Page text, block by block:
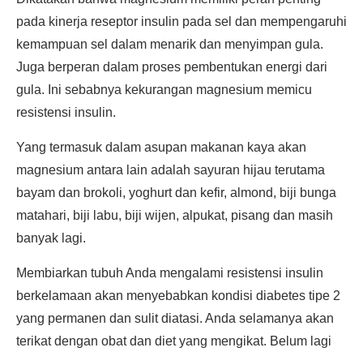
pada kinerja reseptor insulin pada sel dan mempengaruhi
kemampuan sel dalam menarik dan menyimpan gula.
Juga berperan dalam proses pembentukan energi dari
gula. Ini sebabnya kekurangan magnesium memicu
resistensi insulin.
Yang termasuk dalam asupan makanan kaya akan
magnesium antara lain adalah sayuran hijau terutama
bayam dan brokoli, yoghurt dan kefir, almond, biji bunga
matahari, biji labu, biji wijen, alpukat, pisang dan masih
banyak lagi.
Membiarkan tubuh Anda mengalami resistensi insulin
berkelamaan akan menyebabkan kondisi diabetes tipe 2
yang permanen dan sulit diatasi. Anda selamanya akan
terikat dengan obat dan diet yang mengikat. Belum lagi